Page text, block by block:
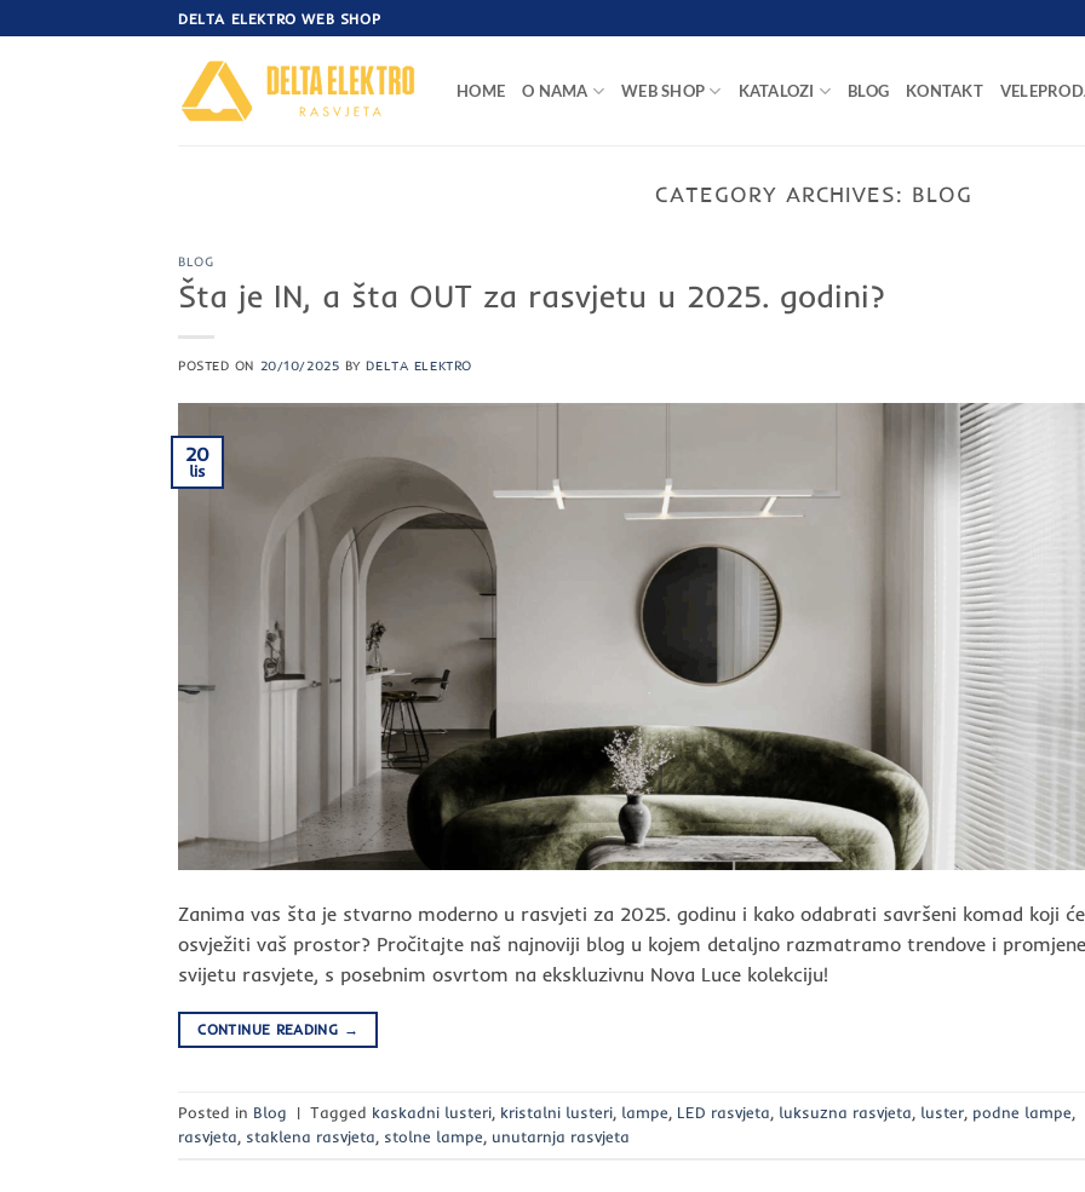
to
DELTA ELEKTRO WEB SHOP
HOME O NAMA WEB SHOP KATALOZI BLOG KONTAKT
CATEGORY ARCHIVES: BLOG
BLOG
Šta je IN, a šta OUT za rasvjetu u 2025. godini?
POSTED ON 20/10/2025 BYDELTA ELEKTRO
20
lis
Zanima vas šta je stvarno moderno u rasvjeti za 2025. godinu i kako odabrati savršeni komad koji će
osvježiti vaš prostor? Pročitajte naš najnoviji blog u kojem detaljno razmatramo trendove i
svijetu rasvjete, s posebnim osvrtom na ekskluzivnu Nova Luce kolekciju!
CONTINUE READING →
Posted in Blog | Tagged kaskadni lusteri, kristalni lusteri, lampe, LED rasvjeta, luksuzna rasvjeta, luster, podne lampe,
rasvjeta, staklena rasvjeta, stolne lampe, unutarnja rasvjeta